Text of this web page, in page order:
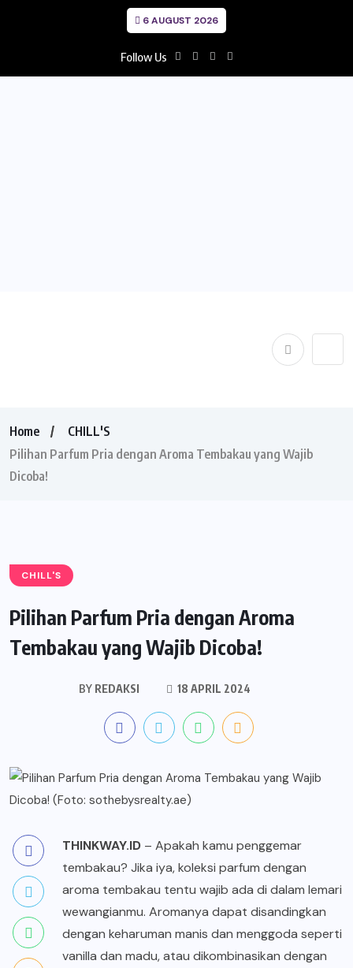
6 AUGUST 2026
Follow Us
Home
CHILL'S
Pilihan Parfum Pria dengan Aroma Tembakau yang Wajib
Dicoba!
CHILL'S
Pilihan Parfum Pria dengan Aroma
Tembakau yang Wajib Dicoba!
BY REDAKSI 18 APRIL 2024
THINKWAY.ID – Apakah kamu penggemar
tembakau? Jika iya, koleksi parfum dengan
aroma tembakau tentu wajib ada di dalam lemari
wewangianmu. Aromanya dapat disandingkan
dengan keharuman manis dan menggoda seperti
vanilla dan madu, atau dikombinasikan dengan